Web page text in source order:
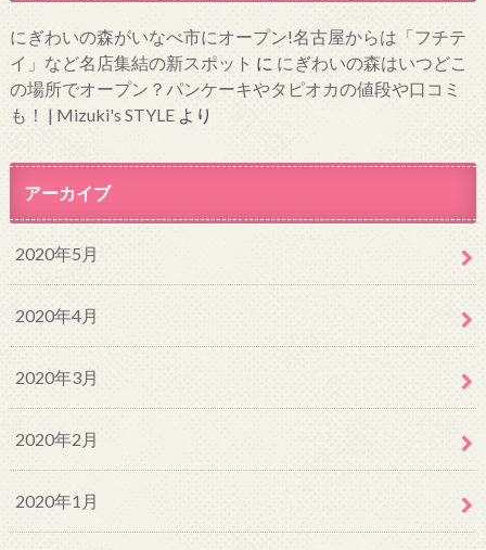
にぎわいの森がいなべ市にオープン!名古屋からは「フチテ
イ」など名店集結の新スポット に にぎわいの森はいつどこ
の場所でオープン？パンケーキやタピオカの値段や口コミ
も！ | Mizuki's STYLEより
アーカイブ
2020年5月
2020年4月
2020年3月
2020年2月
2020年1月